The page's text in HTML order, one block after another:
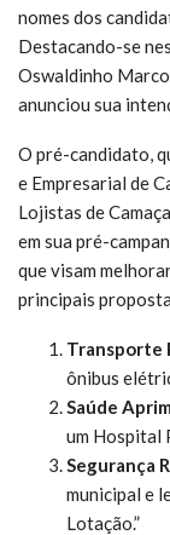
nomes dos
Destacando-se
Oswaldinho
anunciou sua
O pré-candidato,
e Empresarial de
Lojistas de
em sua pré-
que visam
principais
Transporte
ônibus
Saúde
um Hospital
Segurança
municipal e
Lotação.”